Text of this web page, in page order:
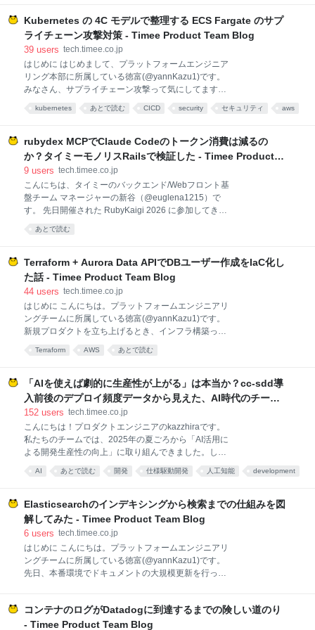
て、実際に見るとどうなるのか？ 過剰並列のスループ
ット低下って、数字で見るとどのくらいインパクトが
あるのか？ スロットリングとスレッド数の関係を自分
腑に落ちないタイプなので、ローカルのMac環境で全
部再現してみました。 発表の要約 ペアーズのバックエ
ンド pairs-main はGo製でAmazon EKS上で稼働。48
コアのNodeで limits.cpu: 5000m（5コア）のPodが動
Kubernetes の 4C モデルで整理する ECS Fargate のサプ
ライチェーン攻撃対策 - Timee Product Team Blog
39 users tech.timee.co.jp
はじめに はじめまして、プラットフォームエンジニア
リング本部に所属している徳富(@yannKazu1)です。
みなさん、サプライチェーン攻撃って気にしてます
か？ npm パッケージの乗っ取り（ua-parser-js 事
件）、GitHub Actions の改ざん（tj-actions/changed-
utils 事件）……。ここ数年、OSS を取り巻くセキュリ
ティの前提がガラッと変わってきています。正直、
「いつ・どこから仕掛けられるかわからない」状況で
トが低いわりに被害範囲が広いのが厄介なんですよ
ね。 そんなわけで、ECS Fargate 環境におけるサプラ
イチェーン攻撃対策を整理してみようと思ったのです
が、いきなり全部を洗い出そうとしてもカオスになる
kubernetes あとで読む CICD security セキュリティ aws
rubydex MCPでClaude Codeのトークン消費は減るの
か？タイミーモノリスRailsで検証した - Timee Product
Team Blog
9 users tech.timee.co.jp
こんにちは、タイミーのバックエンド/Webフロント基
盤チーム マネージャーの新谷（@euglena1215）で
す。 先日開催された RubyKaigi 2026 に参加してきま
した。その中で特に気になったのが、Shopify の
Alexandre Terrasa さんによる「Blazing-fast Code
この発表では rubydex という Rust 製の Ruby Code
Indexer が紹介されていました。RubyLSP や Tapioca
に統合することで最大10倍の高速化と2倍のメモリ削
のための統一的なコードインデックス基盤としてのビ
ジョンも示されていました。Shopify の Ruby DX チー
ムが9名関わっているということで、Sho
あとで読む
Terraform + Aurora Data APIでDBユーザー作成をIaC化し
た話 - Timee Product Team Blog
44 users tech.timee.co.jp
はじめに こんにちは。プラットフォームエンジニアリ
ングチームに所属している徳富(@yannKazu1)です。
新規プロダクトを立ち上げるとき、インフラ構築って
意外とやることが多いですよね。その中でも地味にめ
んどくさいのがDBユーザーの作成と権限付与。手動で
ルミスってない？」みたいなヒヤリハットが発生しが
ちです。 今回は、この作業をTerraformでIaC化した話
を書いていきます。 背景：ボイラープレートでインフ
ープレートと、それをもとにインフラを構築するため
のDevinへの指示プロンプトをセットで管理している
リポジトリがあります。 新規プロダクトのインフラが
必要になったら、このリポを使ってDevinにお願いす
Terraform AWS あとで読む
「AIを使えば劇的に生産性が上がる」は本当か？cc-sdd導
入前後のデプロイ頻度データから見えた、AI時代のチーム
開発の"本当のボトルネック"。 - Timee Product Team
Blog
152 users tech.timee.co.jp
こんにちは！プロダクトエンジニアのkazzhiraです。
私たちのチームでは、2025年の夏ごろから「AI活用に
よる開発生産性の向上」に取り組んできました。しか
し、当初の取り組みは抽象的なガードレールの提示や
個々人の実践にとどまり、チームとして大きな成果に
発）というアプローチに出会い、オープンソースの
cc-sdd フレームワークをベースに試行錯誤を重ねてき
ました。 本記事では、AI開発標準の策定に失敗した経
たのか、そして、実践を通じて得た成果と学びをご紹
介します。 チームのAI導入でうまくいかなかった話 AI
活用の個人最適化 当初、チームでは Cursor、Claude
ールを個々人の判断で利用できる状態でし
AI あとで読む 開発 仕様駆動開発 人工知能 development
Elasticsearchのインデキシングから検索までの仕組みを図
解してみた - Timee Product Team Blog
6 users tech.timee.co.jp
はじめに こんにちは。プラットフォームエンジニアリ
ングチームに所属している徳富(@yannKazu1)です。
先日、本番環境でドキュメントの大規模更新を行った
からない。そこで「そもそも自分、Elasticsearchの中
で何が起きてるかちゃんと理解してないな」と気づ
コンテナのログがDatadogに到達するまでの険しい道のり
- Timee Product Team Blog